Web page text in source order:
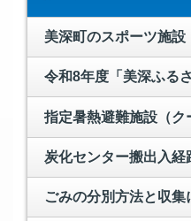
美深町のスポーツ施設
令和8年度「美深ふる
指定暑熱避難施設（クーリング
炭化センター搬出入経路の変更に
ごみの分別方法と収集